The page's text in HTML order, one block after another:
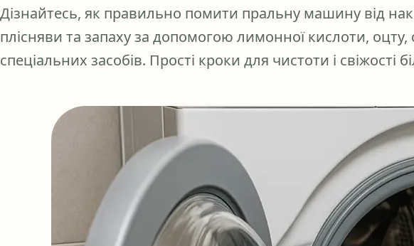
Дізнайтесь, як правильно помити пральну машину від
плісняви та запаху за допомогою лимонної кислоти, оцту,
спеціальних засобів. Прості кроки для чистоти і свіжості